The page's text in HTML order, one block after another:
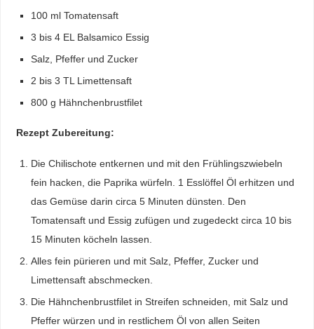
100 ml Tomatensaft
3 bis 4 EL Balsamico Essig
Salz, Pfeffer und Zucker
2 bis 3 TL Limettensaft
800 g Hähnchenbrustfilet
Rezept Zubereitung:
Die Chilischote entkernen und mit den Frühlingszwiebeln
fein hacken, die Paprika würfeln. 1 Esslöffel Öl erhitzen und
das Gemüse darin circa 5 Minuten dünsten. Den
Tomatensaft und Essig zufügen und zugedeckt circa 10 bis
15 Minuten köcheln lassen.
Alles fein pürieren und mit Salz, Pfeffer, Zucker und
Limettensaft abschmecken.
Die Hähnchenbrustfilet in Streifen schneiden, mit Salz und
Pfeffer würzen und in restlichem Öl von allen Seiten